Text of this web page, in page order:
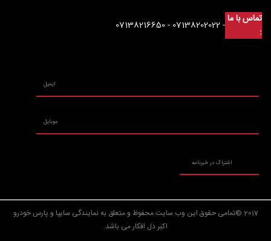
تماس با ما
:
- 07138202022 - 07138216650
2017 ©تمامی حقوق این وب سایت محفوظ و متعلق به نمایندگی سایپا و پارس خودرو
اکبر دل افکار می باشد.